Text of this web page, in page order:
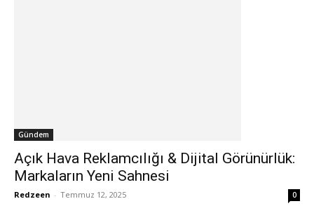
Gündem
Açık Hava Reklamcılığı & Dijital Görünürlük:
Markaların Yeni Sahnesi
Redzeen - Temmuz 12, 2025 0